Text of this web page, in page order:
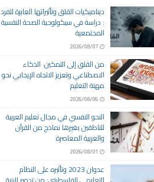
ديناميكيات القلق وتأثيراتها العابرة للفرد
: دراسة في سيكولوجية الصحة النفسية
المجتمعية
2026/08/07
من القلق إلى التمكين: الذكاء
الاصطناعي وتعزيز الاتجاه الإيجابي نحو
مهنة التعليم
2026/08/06
النحو النفسي في مجال تعليم العربية
للناطقين بغيرها نماذج من القرآن
والعربية المعاصرة
2026/08/01
عدوان 2023 وتأثيره على النظام